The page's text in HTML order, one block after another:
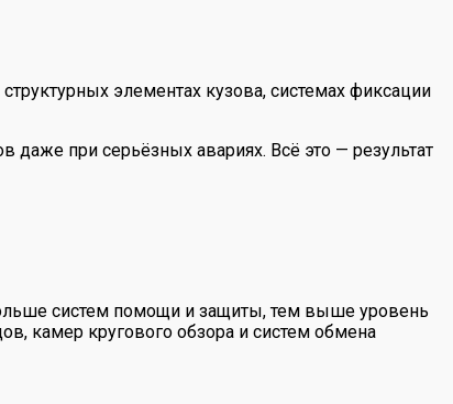
элементах кузова, системах фиксации
при серьёзных авариях. Всё это — результат
систем помощи и защиты, тем выше уровень
камер кругового обзора и систем обмена